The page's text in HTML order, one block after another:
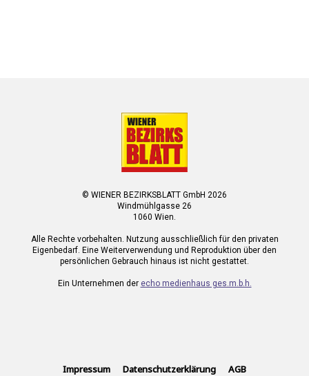
© WIENER BEZIRKSBLATT GmbH 2026
Windmühlgasse 26
1060 Wien.
Alle Rechte vorbehalten. Nutzung ausschließlich für den privaten
Eigenbedarf. Eine Weiterverwendung und Reproduktion über den
persönlichen Gebrauch hinaus ist nicht gestattet.
Ein Unternehmen der echo medienhaus ges.m.b.h.
Impressum Datenschutzerklärung AGB